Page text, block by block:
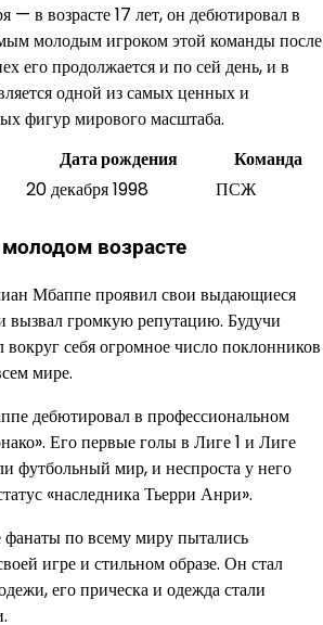
— в возрасте 17 лет, он дебютировал в
молодым игроком этой команды после
его продолжается и по сей день, и в
одной из самых ценных и
фигур мирового масштаба.
Дата рождения
Команда
20 декабря 1998 ПСЖ
возрасте
Мбаппе проявил свои выдающиеся
вызвал громкую репутацию. Будучи
вокруг себя огромное число поклонников
мире.
дебютировал в профессиональном
Его первые голы в Лиге 1 и Лиге
футбольный мир, и неспроста у него
«наследника Тьерри Анри».
по всему миру пытались
игре и стильном образе. Он стал
его прическа и одежда стали